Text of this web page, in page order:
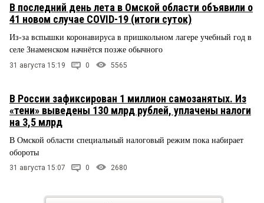
В последний день лета в Омской области объявили о
41 новом случае COVID-19 (итоги суток)
Из-за вспышки коронавируса в пришкольном лагере учебный год в
селе Знаменском начнётся позже обычного
31 августа 15:19 0 5565
В России зафиксирован 1 миллион самозанятых. Из
«тени» выведены 130 млрд рублей, уплачены налоги
на 3,5 млрд
В Омской области специальный налоговый режим пока набирает
обороты
31 августа 15:07 0 2680